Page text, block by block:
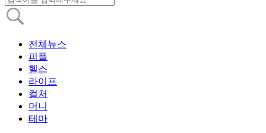
전체뉴스
피플
헬스
라이프
컬처
머니
테마